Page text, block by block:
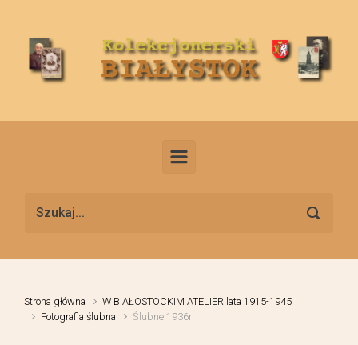
Strona główna
W BIAŁOSTOCKIM ATELIER lata 1915-1945
Fotografia ślubna
Ślubne 1936r